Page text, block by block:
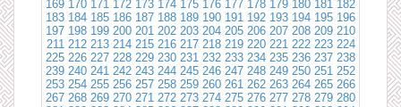
169 170 171 172 173 174 175 176 177 178 179 180 181 182
183 184 185 186 187 188 189 190 191 192 193 194 195 196
197 198 199 200 201 202 203 204 205 206 207 208 209 210
211 212 213 214 215 216 217 218 219 220 221 222 223 224
225 226 227 228 229 230 231 232 233 234 235 236 237 238
239 240 241 242 243 244 245 246 247 248 249 250 251 252
253 254 255 256 257 258 259 260 261 262 263 264 265 266
267 268 269 270 271 272 273 274 275 276 277 278 279 280